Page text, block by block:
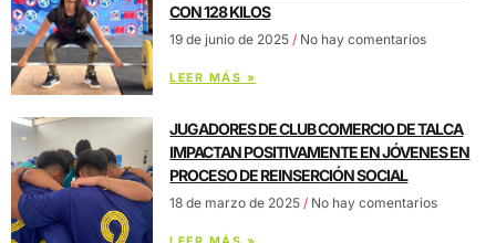
CON 128 KILOS
19 de junio de 2025 No hay comentarios
LEER MÁS »
JUGADORES DE CLUB COMERCIO DE TALCA
IMPACTAN POSITIVAMENTE EN JÓVENES EN
PROCESO DE REINSERCIÓN SOCIAL
18 de marzo de 2025 No hay comentarios